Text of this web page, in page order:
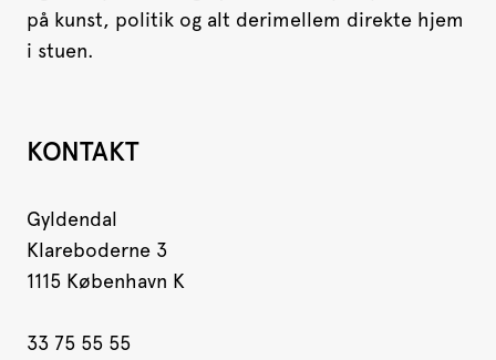
på kunst, politik og alt derimellem direkte hjem
i stuen.
KONTAKT
Gyldendal
Klareboderne 3
1115 København K
33 75 55 55